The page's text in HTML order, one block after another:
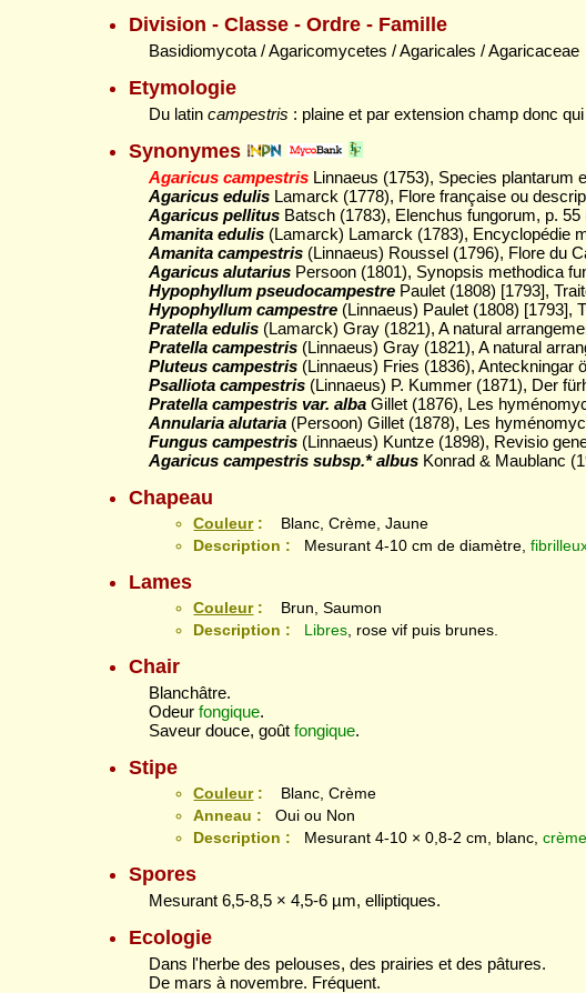
Division - Classe - Ordre - Famille
Basidiomycota / Agaricomycetes / Agaricales / Agaricaceae
Etymologie
Du latincampestris : plaine et par extension champ donc
Synonymes
Agaricus campestris Linnaeus (1753), Species plantarum
Agaricus edulis Lamarck (1778), Flore française ou
Agaricus pellitus Batsch (1783), Elenchus fungorum, p. 55
Amanita edulis (Lamarck) Lamarck (1783), Encyclopédie
Amanita campestris (Linnaeus) Roussel (1796), Flore du
Agaricus alutarius Persoon (1801), Synopsis methodica
Hypophyllum pseudocampestre Paulet (1808) [1793],
Hypophyllum campestre (Linnaeus) Paulet (1808) [1793],
Pratella edulis (Lamarck) Gray (1821), A natural
Pratella campestris (Linnaeus) Gray (1821), A natural
Pluteus campestris (Linnaeus) Fries (1836), Anteckningar
Psalliota campestris (Linnaeus) P. Kummer (1871), Der
Pratella campestris var. alba Gillet (1876), Les
Annularia alutaria (Persoon) Gillet (1878), Les
Fungus campestris (Linnaeus) Kuntze (1898), Revisio
Agaricus campestris subsp.* albus Konrad & Maublanc
Chapeau
Couleur:
Blanc, Crème, Jaune
Description :
Mesurant 4-10 cm de diamètre,
Lames
Couleur:
Brun, Saumon
Description :
Libres, rose vif puis brunes.
Chair
Blanchâtre.
Odeurfongique.
Saveur douce, goûtfongique.
Stipe
Couleur:
Blanc, Crème
Anneau :
Oui ou Non
Description :
Mesurant 4-10 × 0,8-2 cm, blanc, crème
Spores
Mesurant 6,5-8,5 × 4,5-6 µm, elliptiques.
Ecologie
Dans l'herbe des pelouses, des prairies et des pâtures.
De mars à novembre. Fréquent.